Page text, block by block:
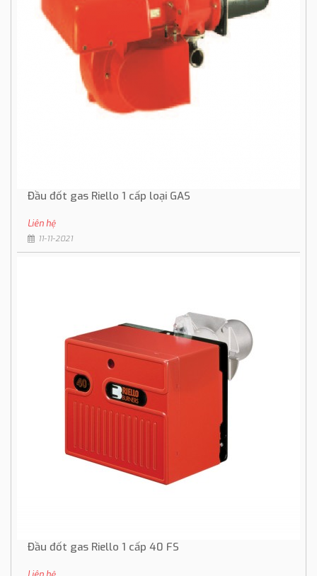
Đầu đốt gas Riello 1 cấp loại GAS
Liên hệ
11-11-2021
Đầu đốt gas Riello 1 cấp 40 FS